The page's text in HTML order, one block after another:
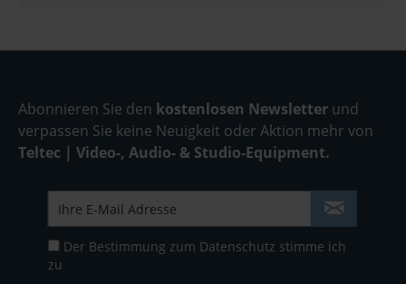
Abonnieren Sie den kostenlosen Newsletter und
verpassen Sie keine Neuigkeit oder Aktion mehr von
Teltec | Video-, Audio- & Studio-Equipment.
Der Bestimmung zum Datenschutz stimme ich
zu